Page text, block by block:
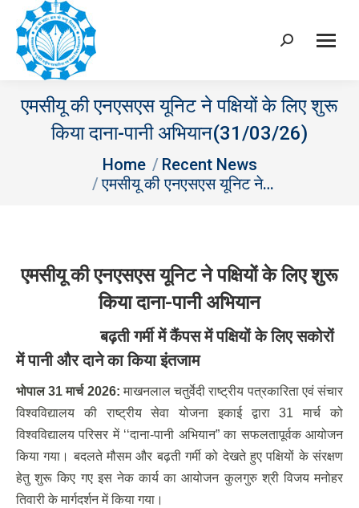
Search:
एमसीयू की एनएसएस यूनिट ने पक्षियों के लिए शुरू
किया दाना-पानी अभियान(31/03/26)
Home
Recent News
एमसीयू की एनएसएस यूनिट ने…
एमसीयू की एनएसएस यूनिट ने पक्षियों के लिए शुरू
किया दाना-पानी अभियान
बढ़ती गर्मी में कैंपस में पक्षियों के लिए सकोरों
में पानी और दाने का किया इंतजाम
भोपाल 31 मार्च 2026: माखनलाल चतुर्वेदी राष्ट्रीय पत्रकारिता एवं संचार
विश्वविद्यालय की राष्ट्रीय सेवा योजना इकाई द्वारा 31 मार्च को
विश्वविद्यालय परिसर में ‘‘दाना-पानी अभियान” का सफलतापूर्वक आयोजन
किया गया। बदलते मौसम और बढ़ती गर्मी को देखते हुए पक्षियों के संरक्षण
हेतु शुरू किए गए इस नेक कार्य का आयोजन कुलगुरु श्री विजय मनोहर
तिवारी के मार्गदर्शन में किया गया।